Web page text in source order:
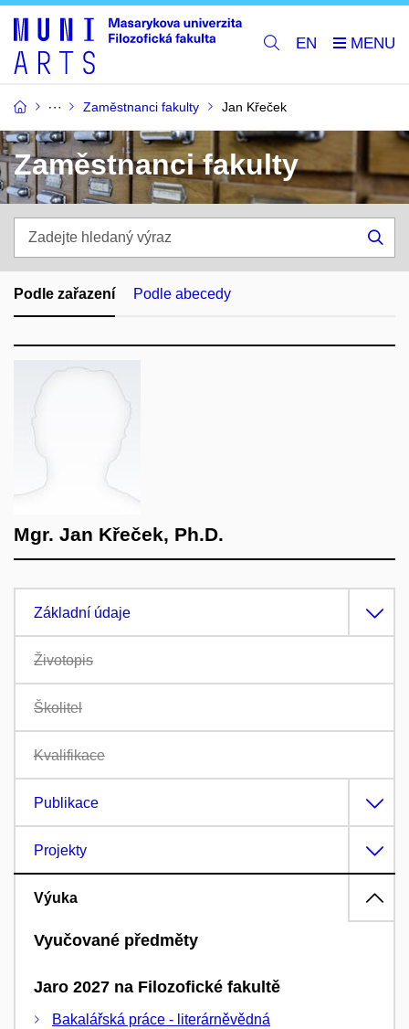
EN
Zaměstnanci fakulty Jan Křeček
Zaměstnanci fakulty
hledaný
výraz
Podle zařazení Podle abecedy
Mgr. Jan Křeček, Ph.D.
Základní údaje
Životopis
Školitel
Kvalifikace
Publikace
Projekty
Výuka
Vyučované předměty
Jaro 2027 na Filozofické fakultě
Bakalářská práce - literárněvědná